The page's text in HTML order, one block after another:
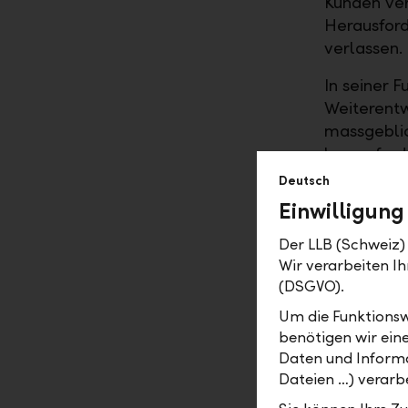
verlassen.
In seiner
Märkten
Vertrauen
Der
Einsatz in
Deutsch
Der LLB
Wir verarbeiten
(DSGVO).
Um die
benötigen wir
Daten und
Dateien …)